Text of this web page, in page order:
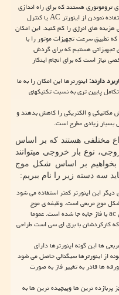
تروموتوری هستند که برای راه اندازی
نمودن از اینورتر ACیا کنترل
هزینه های انرژی را کم کنید. این امکان
تطبیق سرعت تجهیزات موتور را با
تجهیزاتی هستیم که برای گردش
نیاز است که برای انجام اینکار
دارند:اینورترها این امکان را به ما
پایین تری به نسبت تکنیکهای
مکانیکی و الکتریکی را کاهش بدهند و
بسیار زیادی مطرح است.
مختلفی هستند که بر اساس
نوع بار خروجی میتوانند
بخواهیم بر اساس شکل موج
سه دسته زیر را نام ببریم:
این اینورتر کمتر استفاده می شود
موج مربعی است. وظیفه ی موج
acبا فاز جابه جا شده است. عموما
کارکردشان با برق ای سی است طراحی
ها این گونه اینورترها دارای
از اینورترها سیگنالی حاصل می شود
ها قادر به تغییر فاز به صورت
پربازده ترین ها وپیچیده ترین ها به